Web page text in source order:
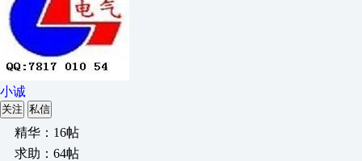
小诚
关注 私信
精华：16帖
求助：64帖